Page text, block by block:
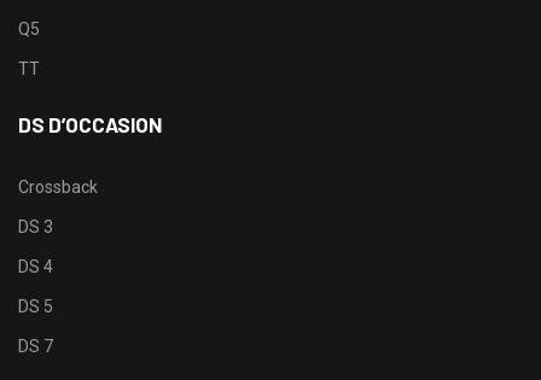
Q5
TT
DS D’OCCASION
Crossback
DS 3
DS 4
DS 5
DS 7